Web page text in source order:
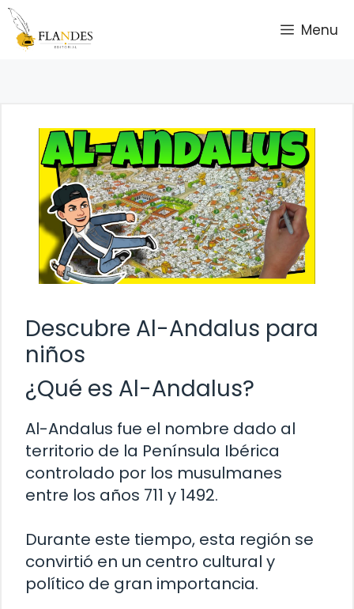
Saltar
contenido
Menu
Descubre Al-Andalus para
niños
¿Qué es Al-Andalus?
Al-Andalus fue el nombre dado al
territorio de la Península Ibérica
controlado por los musulmanes
entre los años 711 y 1492.
Durante este tiempo, esta región se
convirtió en un centro cultural y
político de gran importancia.